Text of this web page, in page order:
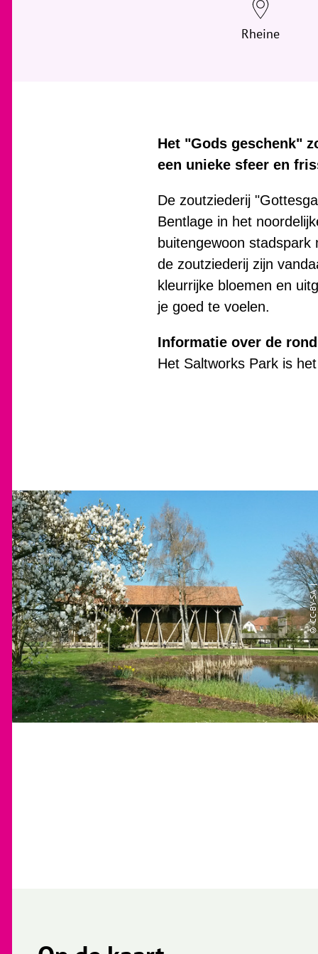
Rheine
Het "Gods geschenk"
een unieke sfeer en
De zoutziederij
Bentlage in het
buitengewoon
de zoutziederij zijn
kleurrijke bloemen en
je goed te voelen.
Informatie over de
Het Saltworks Park is
© CC-BY-SA |